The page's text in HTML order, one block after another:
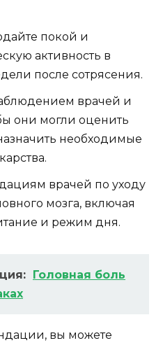
покой и
активность в
после сотрясения.
врачей и
они могли оценить
необходимые
врачей по уходу
мозга, включая
и режим дня.
Головная боль
вы можете